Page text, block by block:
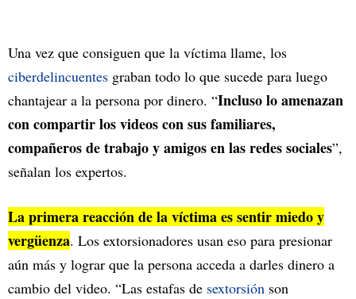
Una vez que consiguen que la víctima llame, los
ciberdelincuentes graban todo lo que sucede para luego
chantajear a la persona por dinero. “Incluso lo amenazan
con compartir los videos con sus familiares,
compañeros de trabajo y amigos en las redes sociales”,
señalan los expertos.
La primera reacción de la víctima es sentir miedo y
vergüenza. Los extorsionadores usan eso para presionar
aún más y lograr que la persona acceda a darles dinero a
cambio del video. “Las estafas de sextorsión son